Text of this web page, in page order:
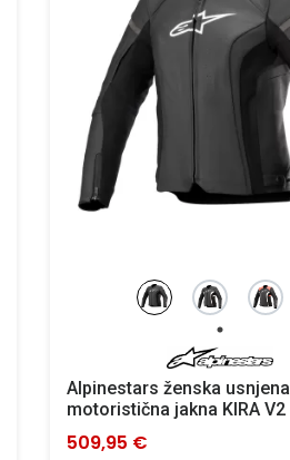
Alpinestars ženska usnjena
motoristična jakna KIRA V2
509,95 €